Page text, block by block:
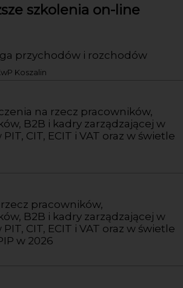
szkolenia on-line
przychodów i rozchodów
Koszalin
na rzecz pracowników,
B2B i kadry zarządzającej w
CIT, ECIT i VAT oraz w świetle
pracowników,
B2B i kadry zarządzającej w
CIT, ECIT i VAT oraz w świetle
w 2026